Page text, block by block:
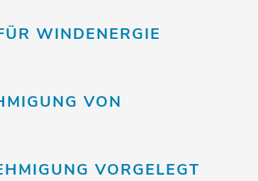
WINDENERGIE
VON
VORGELEGT